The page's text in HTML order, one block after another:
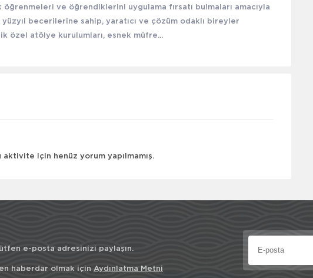
öğrenmeleri ve öğrendiklerini uygulama fırsatı bulmaları amacıyla
becerilerine sahip, yaratıcı ve çözüm odaklı bireyler
özel atölye kurulumları, esnek müfre...
aktivite için henüz yorum yapılmamış.
e-posta adresinizi paylaşın.
haberdar olmak için Aydınlatma Metni